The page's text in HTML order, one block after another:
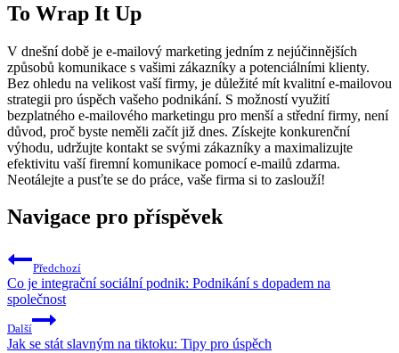
To Wrap It Up
V dnešní době je e-mailový marketing jedním z nejúčinnějších
způsobů komunikace s vašimi zákazníky a potenciálními klienty.
Bez ohledu na velikost vaší firmy, je důležité mít kvalitní e-mailovou
strategii pro úspěch vašeho podnikání. S možností využití
bezplatného e-mailového marketingu pro menší a střední firmy, není
důvod, proč byste neměli začít již dnes. Získejte konkurenční
výhodu, udržujte kontakt se svými zákazníky a maximalizujte
efektivitu vaší firemní komunikace pomocí e-mailů zdarma.
Neotálejte a pusťte se do práce, vaše firma si to zaslouží!
Navigace pro příspěvek
Předchozí
Co je integrační sociální podnik: Podnikání s dopadem na
společnost
Další
Jak se stát slavným na tiktoku: Tipy pro úspěch